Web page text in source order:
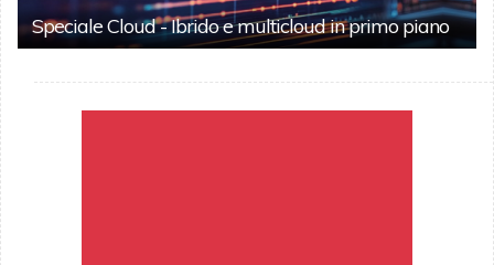
Speciale Cloud - Ibrido e multicloud in primo piano